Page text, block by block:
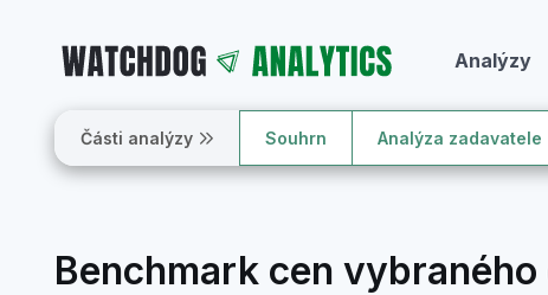
Analýzy
Části analýzy Souhrn Analýza zadavatele
Benchmark cen